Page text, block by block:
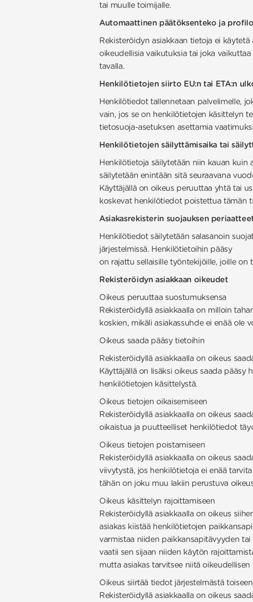
tai muulle toimijalle.
Automaattinen päätöksenteko ja
Rekisteröidyn asiakkaan tietoja ei
oikeudellisia vaikutuksia tai joka
tavalla.
Henkilötietojen siirto EU:n tai ETA:n
Henkilötiedot tallennetaan palvelimelle,
vain, jos se on henkilötietojen käsittelyn
tietosuoja-asetuksen asettamia
Henkilötietojen säilyttämisaika tai
Henkilötietoja säilytetään niin kauan kuin
säilytetään enintään sitä seuraavana
Käyttäjällä on oikeus peruuttaa yhtä tai
koskevat henkilötiedot poistettua tämän
Asiakasrekisterin suojauksen
Henkilötiedot säilytetään salasanoin
järjestelmissä. Henkilötietoihin pääsy
on rajattu sellaisille työntekijöille, joille on
Rekisteröidyn asiakkaan oikeudet
Oikeus peruuttaa suostumuksensa
Rekisteröidyllä asiakkaalla on milloin
koskien, mikäli asiakassuhde ei enää ole
Oikeus saada pääsy tietoihin
Rekisteröidyllä asiakkaalla on oikeus
Käyttäjällä on lisäksi oikeus saada
henkilötietojen käsittelystä.
Oikeus tietojen oikaisemiseen
Rekisteröidyllä asiakkaalla on oikeus
oikaistua ja puutteelliset henkilötiedot
Oikeus tietojen poistamiseen
Rekisteröidyllä asiakkaalla on oikeus
viivytystä, jos henkilötietoja ei enää
tähän on joku muu lakiin perustuva
Oikeus käsittelyn rajoittamiseen
Rekisteröidyllä asiakkaalla on oikeus
asiakas kiistää henkilötietojen
varmistaa niiden paikkansapitävyyden
vaatii sen sijaan niiden käytön
mutta asiakas tarvitsee niitä
Oikeus siirtää tiedot järjestelmästä toiseen
Rekisteröidyllä asiakkaalla on oikeus